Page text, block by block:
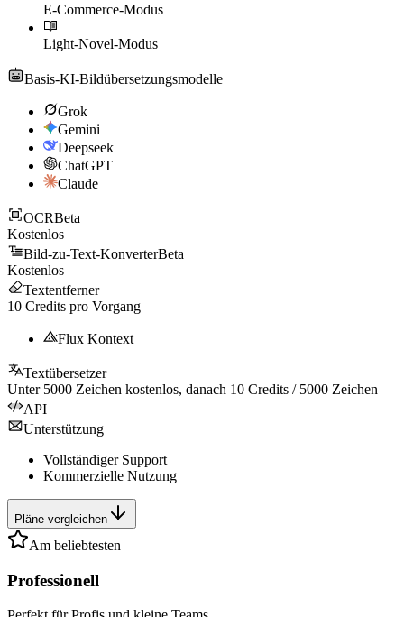
E-Commerce-Modus
Light-Novel-Modus
Basis-KI-Bildübersetzungsmodelle
Grok
Gemini
Deepseek
ChatGPT
Claude
OCRBeta
Kostenlos
Bild-zu-Text-KonverterBeta
Kostenlos
Textentferner
10 Credits pro Vorgang
Flux Kontext
Textübersetzer
Unter 5000 Zeichen kostenlos, danach 10 Credits / 5000 Zeichen
API
Unterstützung
Vollständiger Support
Kommerzielle Nutzung
Pläne vergleichen
Am beliebtesten
Professionell